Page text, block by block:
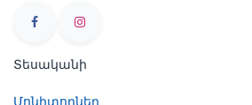
Տեսականի
Մոնիտորներ